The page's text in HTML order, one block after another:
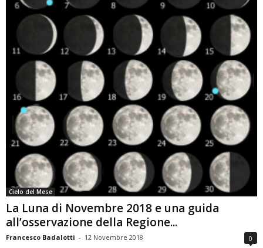
Cielo del Mese
La Luna di Novembre 2018 e una guida
all’osservazione della Regione...
Francesco Badalotti - 12 Novembre 2018 0